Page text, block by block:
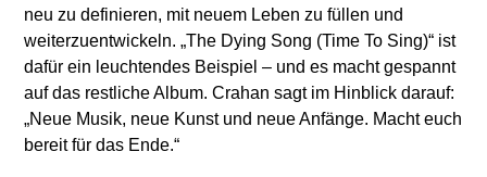
neu zu definieren, mit neuem Leben zu füllen und
weiterzuentwickeln. „The Dying Song (Time To Sing)“ ist
dafür ein leuchtendes Beispiel – und es macht gespannt
auf das restliche Album. Crahan sagt im Hinblick darauf:
„Neue Musik, neue Kunst und neue Anfänge. Macht euch
bereit für das Ende.“